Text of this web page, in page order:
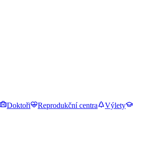
Doktoři Reprodukční centra
Výlety